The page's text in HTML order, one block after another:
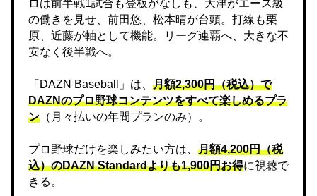
ロは前半戦1試合も登板がなしも、大津がエース級
の働きを見せ、前田悠、松本晴が台頭。打線も栗
原、近藤が軸として機能。リーグ連覇へ、大きな不
安なく後半戦へ。
「DAZN Baseball」は、 月額2,300円（税込）で
DAZNのプロ野球コンテンツをすべて楽しめるプラ
ン （月々払いの年間プランのみ）。
プロ野球だけを楽しみたい方は、 月額4,200円（税
込）のDAZN Standard​よりも1,900円お得に視聴で
きる。